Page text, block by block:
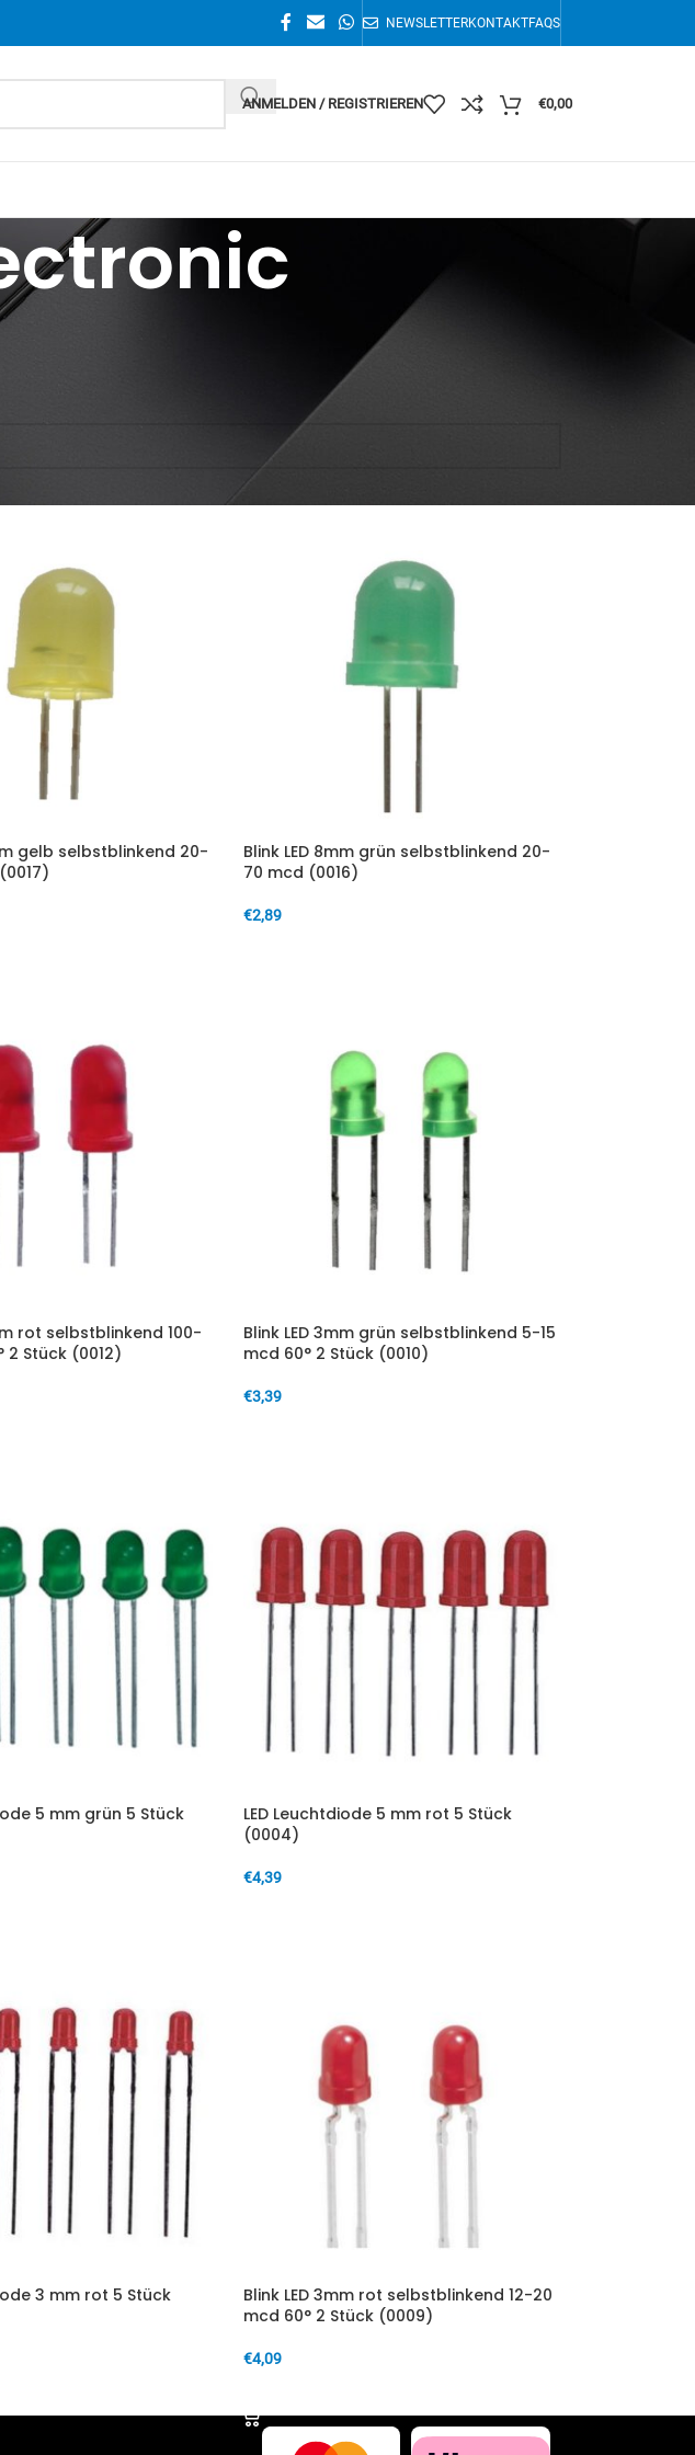
NEWSLETTERKONTAKTFAQS
ANMELDEN / REGISTRIEREN €0,00
Alle 16 Ergebnisse werden angezeigt
gelb selbstblinkend 20-
Blink LED 8mm grün selbstblinkend 20-
70 mcd (0016)
€2,89
rot selbstblinkend 100-
2 Stück (0012)
Blink LED 3mm grün selbstblinkend 5-15
mcd 60° 2 Stück (0010)
€3,39
5 mm grün 5 Stück
LED Leuchtdiode 5 mm rot 5 Stück
(0004)
€4,39
3 mm rot 5 Stück
Blink LED 3mm rot selbstblinkend 12-20
mcd 60° 2 Stück (0009)
€4,09